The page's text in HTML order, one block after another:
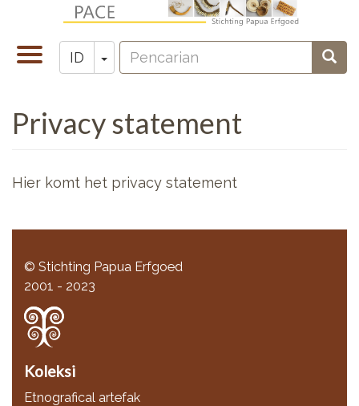
Toggle
navigation
ID Toggle Dropdown
Zoeken
Pencarian
Privacy statement
Hier komt het privacy statement
© Stichting Papua Erfgoed
2001 - 2023
Koleksi
Etnografical artefak